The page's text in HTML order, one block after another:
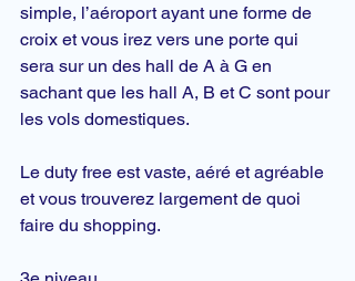
simple, l’aéroport ayant une forme de
croix et vous irez vers une porte qui
sera sur un des hall de A à G en
sachant que les hall A, B et C sont pour
les vols domestiques.
Le duty free est vaste, aéré et agréable
et vous trouverez largement de quoi
faire du shopping.